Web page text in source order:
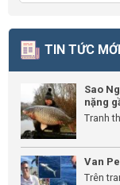
TIN TỨC MỚI
Sao
nặng
Tranh
Van
Trên